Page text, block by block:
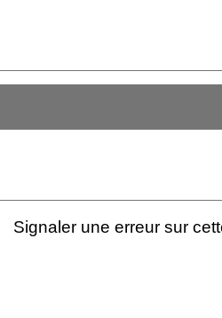
Signaler une erreur sur